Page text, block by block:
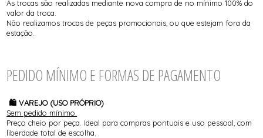
As trocas são realizadas mediante nova compra de no mínimo 100% do
valor da troca.
Não realizamos trocas de peças promocionais, ou que estejam fora da
estação.
PEDIDO MÍNIMO E FORMAS DE PAGAMENTO
🛍️ VAREJO (USO PRÓPRIO)
Sem pedido mínimo.
Preço cheio por peça. Ideal para compras pontuais e uso pessoal, com
liberdade total de escolha.